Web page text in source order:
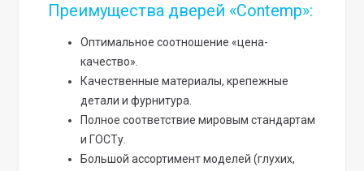
Преимущества дверей «Contemp»:
Оптимальное соотношение «цена-
качество».
Качественные материалы, крепежные
детали и фурнитура.
Полное соответствие мировым стандартам
и ГОСТу.
Большой ассортимент моделей (глухих,